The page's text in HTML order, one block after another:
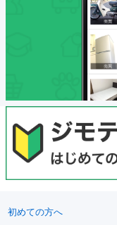
初めての方へ